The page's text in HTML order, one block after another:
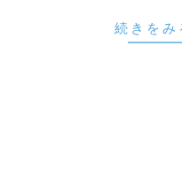
続きを